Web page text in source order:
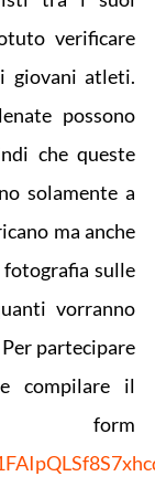
verificare
giovani atleti.
possono
che queste
solamente a
ma anche
sulle
vorranno
partecipare
compilare il